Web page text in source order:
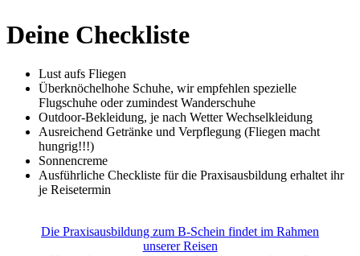
Deine Checkliste
Lust aufs Fliegen
Überknöchelhohe Schuhe, wir empfehlen spezielle
Flugschuhe oder zumindest Wanderschuhe
Outdoor-Bekleidung, je nach Wetter Wechselkleidung
Ausreichend Getränke und Verpflegung (Fliegen macht
hungrig!!!)
Sonnencreme
Ausführliche Checkliste für die Praxisausbildung erhaltet ihr
je Reisetermin
Die Praxisausbildung zum B-Schein findet im Rahmen
unserer Reisen